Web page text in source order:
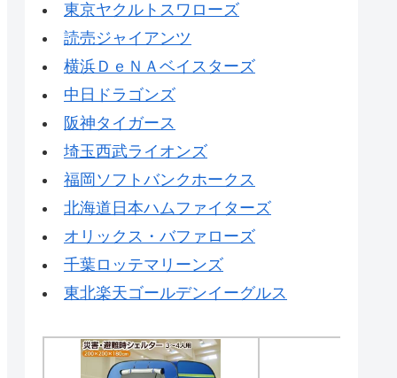
東京ヤクルトスワローズ
読売ジャイアンツ
横浜ＤｅＮＡベイスターズ
中日ドラゴンズ
阪神タイガース
埼玉西武ライオンズ
福岡ソフトバンクホークス
北海道日本ハムファイターズ
オリックス・バファローズ
千葉ロッテマリーンズ
東北楽天ゴールデンイーグルス